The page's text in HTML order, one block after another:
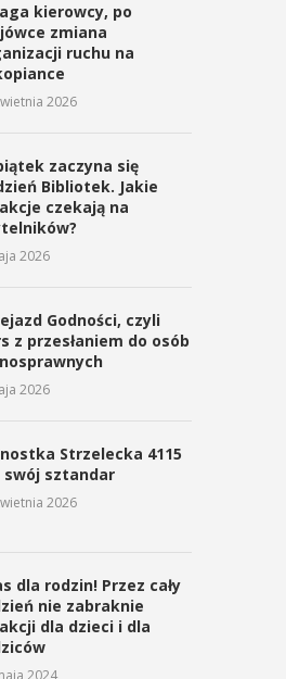
kierowcy, po
zmiana
ruchu na
2026
zaczyna się
Bibliotek. Jakie
czekają na
2026
Godności, czyli
z przesłaniem do osób
2026
Strzelecka 4115
swój sztandar
2026
dla rodzin! Przez cały
nie zabraknie
dla dzieci i dla